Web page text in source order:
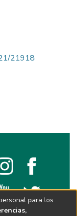
21918
para los